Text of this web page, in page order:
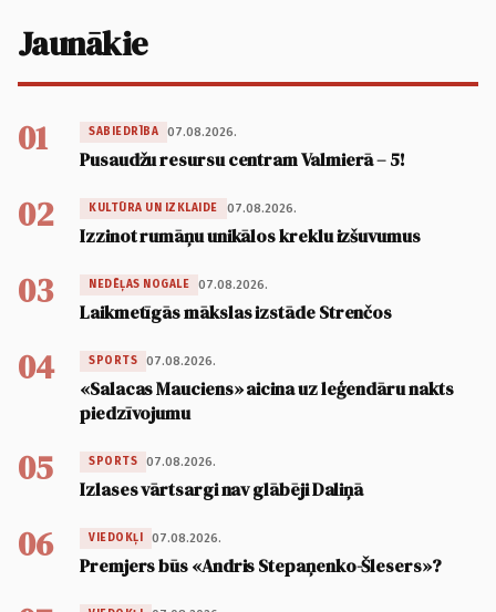
Jaunākie
01 SABIEDRĪBA 07.08.2026.
Pusaudžu resursu centram Valmierā – 5!
02 KULTŪRA UN IZKLAIDE 07.08.2026.
Izzinot rumāņu unikālos kreklu izšuvumus
03 NEDĒĻAS NOGALE 07.08.2026.
Laikmetīgās mākslas izstāde Strenčos
04 SPORTS 07.08.2026.
«Salacas Mauciens» aicina uz leģendāru nakts
piedzīvojumu
05 SPORTS 07.08.2026.
Izlases vārtsargi nav glābēji Daliņā
06 VIEDOKĻI 07.08.2026.
Premjers būs «Andris Stepaņenko-Šlesers»?